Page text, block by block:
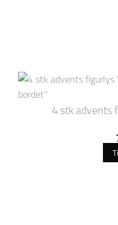
4 stk advents